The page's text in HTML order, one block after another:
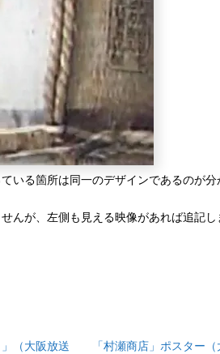
ている箇所は同一のデザインであるのが
んが、左側も見える映像があれば追記し
」（大阪放送
「村瀬商店」ポスター（